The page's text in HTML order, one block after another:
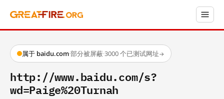
属于 baidu.com·部分被屏蔽·3000 个已测试网址→
http://www.baidu.com/s?
wd=Paige%20Turnah